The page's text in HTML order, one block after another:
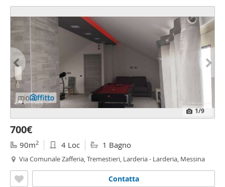
1/9
700€
90m2 4 Loc 1 Bagno
Via Comunale Zafferia, Tremestieri, Larderia - Larderia, Messina
Contatta